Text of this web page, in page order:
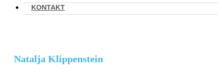
KONTAKT
Natalja Klippenstein